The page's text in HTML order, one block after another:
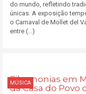
do mundo, refletindo
únicas. A exposição
o Carnaval de Mollet del
entre (...)
MÚSICA
Filarmonias em
da Casa do Povo